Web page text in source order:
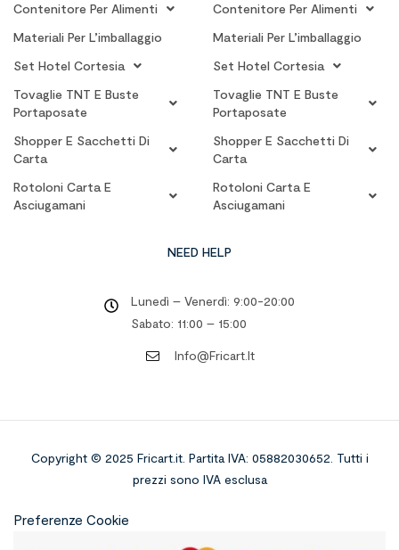
Contenitore Per Alimenti
Materiali Per L’imballaggio
Set Hotel Cortesia
Tovaglie TNT E Buste
Portaposate
Shopper E Sacchetti Di
Carta
Rotoloni Carta E
Asciugamani
Contenitore Per Alimenti
Materiali Per L’imballaggio
Set Hotel Cortesia
Tovaglie TNT E Buste
Portaposate
Shopper E Sacchetti Di
Carta
Rotoloni Carta E
Asciugamani
NEED HELP
Lunedì – Venerdì: 9:00-20:00
Sabato: 11:00 – 15:00
Info@fricart.it
Copyright © 2025 Fricart.it. Partita IVA: 05882030652. Tutti i
prezzi sono IVA esclusa
Preferenze Cookie